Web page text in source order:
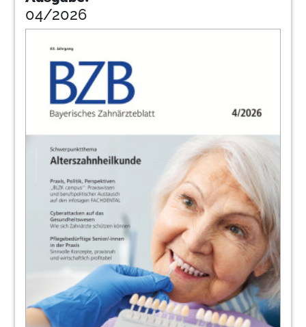
42IDS feiert 100. Geburtstag – Dentale
„Jeder Zahn zählt“ – Fehlermeldesystem
CIRS dent jetzt auch für Angestellte
zugänglich
AMIT gab viele Antworten, aber etliche
Fragen bleiben offen – Weltkongress zum
Thema MIH fand erstmals in München
statt
Redaktion
Nein zu Fremdinvestoren
Verband Freier Berufe in Bayern e.V,
Gründergeist leidet in der Krise –
Gründungsdynamik in Freien Berufen
leicht gedämpft
04/2026